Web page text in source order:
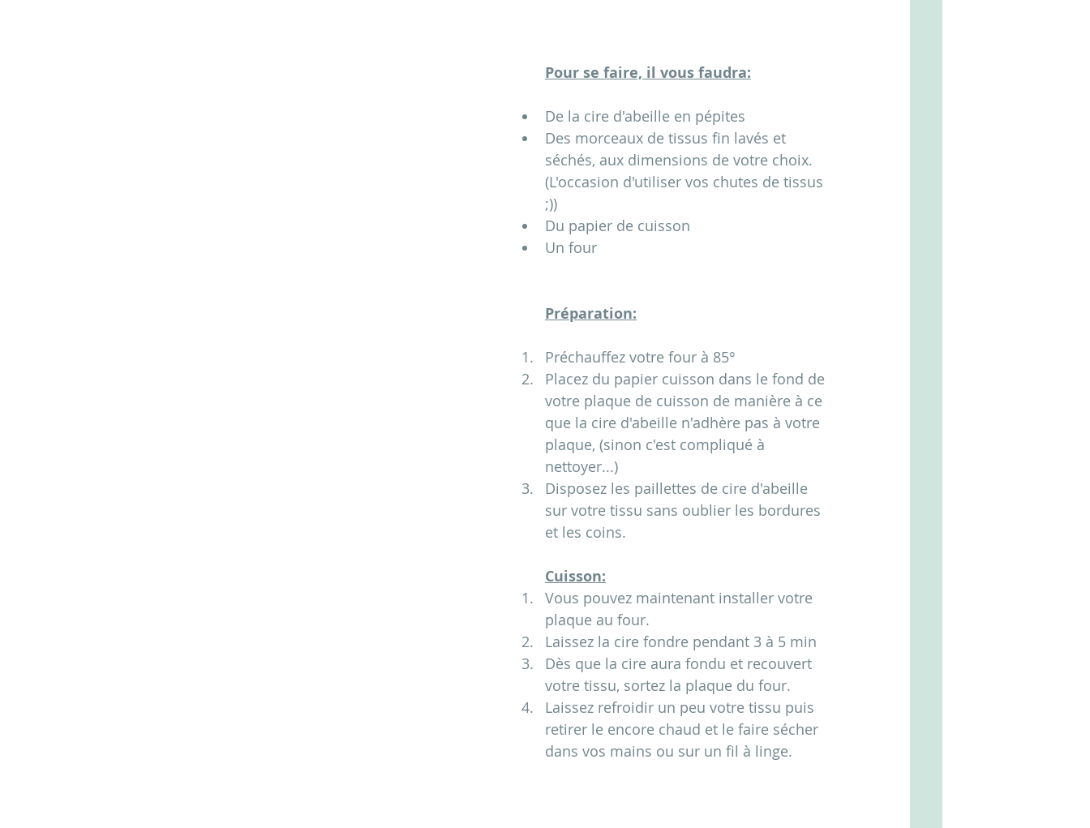
Pour se faire, il vous faudra:
De la cire d'abeille en pépites
Des morceaux de tissus fin lavés et
séchés, aux dimensions de votre choix.
(L'occasion d'utiliser vos chutes de tissus
;))
Du papier de cuisson
Un four
Préparation:
Préchauffez votre four à 85°
Placez du papier cuisson dans le fond de
votre plaque de cuisson de manière à ce
que la cire d'abeille n'adhère pas à votre
plaque, (sinon c'est compliqué à
nettoyer...)
Disposez les paillettes de cire d'abeille
sur votre tissu sans oublier les bordures
et les coins.
Cuisson:
Vous pouvez maintenant installer votre
plaque au four.
Laissez la cire fondre pendant 3 à 5 min
Dès que la cire aura fondu et recouvert
votre tissu, sortez la plaque du four.
Laissez refroidir un peu votre tissu puis
retirer le encore chaud et le faire sécher
dans vos mains ou sur un fil à linge.